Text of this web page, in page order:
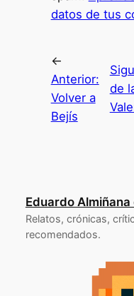
datos de tus
←
Anterior:
Volver a
Bejís
de
Eduardo Almiñana
Relatos, crónicas,
recomendados.